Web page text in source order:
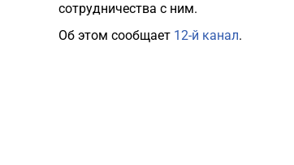
сотрудничества с ним.
Об этом сообщает 12-й канал.